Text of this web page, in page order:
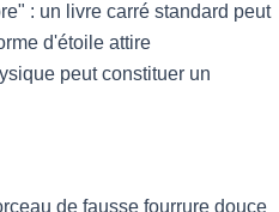
: un livre carré standard peut
d'étoile attire
peut constituer un
de fausse fourrure douce